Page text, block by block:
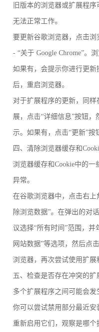
旧版本的浏览器或扩展程
无法正常工作。
要更新谷歌浏览器，点击浏
- “关于 Google Chrome”。
如果有，会提示你进行更
后，重启浏览器。
对于扩展程序的更新，同
展，点击“详细信息”按钮
示。如果有，点击“更新”按
四、清除浏览器缓存和
浏览器缓存和Cookie中的
异常。
在谷歌浏览器中，点击右上
除浏览数据”。在弹出的对
议选择“所有时间”范围，并
网站数据”等选项，然后点
浏览器，再次尝试使用扩展
五、检查是否存在冲突的扩
多个扩展程序之间可能会发
你可以尝试禁用部分最近
重新启用它们，观察是哪